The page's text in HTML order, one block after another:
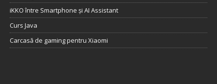
iKKO între Smartphone și AI Assistant
Curs Java
Carcasă de gaming pentru Xiaomi